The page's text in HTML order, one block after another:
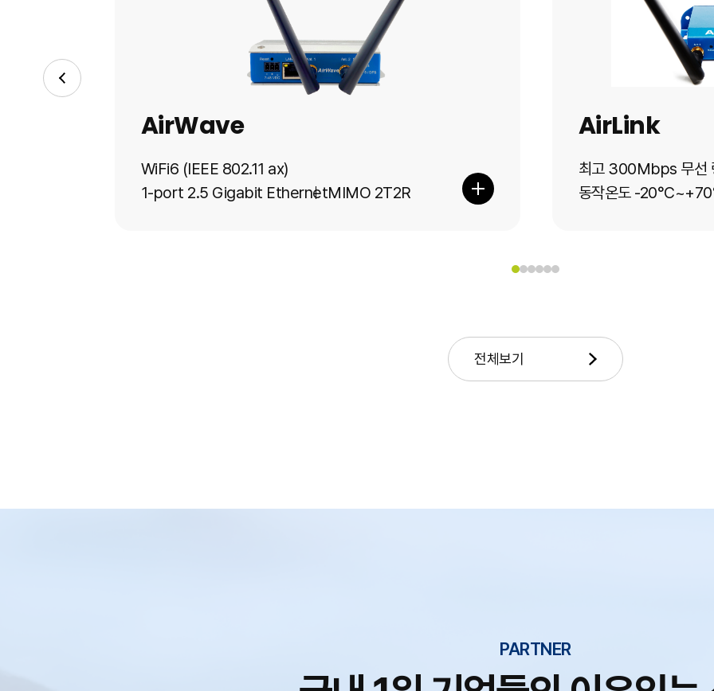
AirWave
WiFi6 (IEEE 802.11 ax)
1-port 2.5 Gigabit EthernetMIMO 2T2R
AirLink
최고 300Mbps 무선
동작온도 -
전체보기
PARTNER